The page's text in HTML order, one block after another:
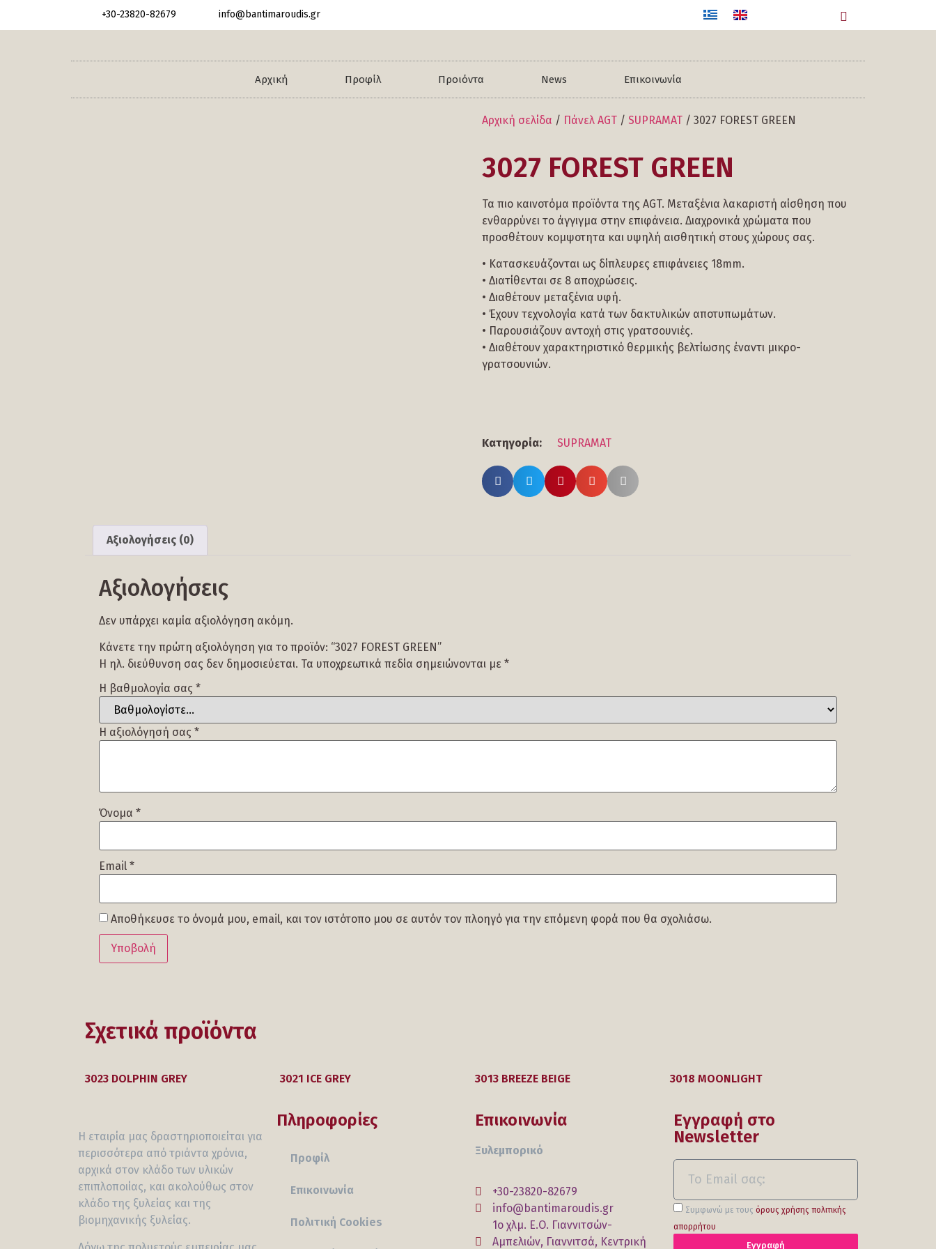
+30-23820-82679 info@bantimaroudis.gr
Αρχική Προφίλ Προιόντα News Επικοινωνία
Αρχική σελίδα / Πάνελ AGT / SUPRAMAT / 3027 FOREST GREEN
3027 FOREST GREEN
Τα πιο καινοτόμα προϊόντα της AGT. Μεταξένια λακαριστή αίσθηση που
ενθαρρύνει το άγγιγμα στην επιφάνεια. Διαχρονικά χρώματα που
προσθέτουν κομψοτητα και υψηλή αισθητική στους χώρους σας.
• Κατασκευάζονται ως δίπλευρες επιφάνειες 18mm.
• Διατίθενται σε 8 αποχρώσεις.
• Διαθέτουν μεταξένια υφή.
• Έχουν τεχνολογία κατά των δακτυλικών αποτυπωμάτων.
• Παρουσιάζουν αντοχή στις γρατσουνιές.
• Διαθέτουν χαρακτηριστικό θερμικής βελτίωσης έναντι μικρο-
γρατσουνιών.
Κατηγορία: SUPRAMAT
Αξιολογήσεις (0)
Αξιολογήσεις
Δεν υπάρχει καμία αξιολόγηση ακόμη.
Κάνετε την πρώτη αξιολόγηση για το προϊόν: “3027 FOREST GREEN”
Η ηλ. διεύθυνση σας δεν δημοσιεύεται. Τα υποχρεωτικά πεδία σημειώνονται με *
Η βαθμολογία σας *
Η αξιολόγησή σας *
Όνομα *
Email *
Αποθήκευσε το όνομά μου, email, και τον ιστότοπο μου σε αυτόν τον πλοηγό για την επόμενη φορά που θα σχολιάσω.
Σχετικά προϊόντα
3023 DOLPHIN GREY 3021 ICE GREY 3013 BREEZE BEIGE 3018 MOONLIGHT
Η εταιρία μας δραστηριοποιείται για
περισσότερα από τριάντα χρόνια,
αρχικά στον κλάδο των υλικών
επιπλοποιίας, και ακολούθως στον
κλάδο της ξυλείας και της
βιομηχανικής ξυλείας.
Πληροφορίες
Προφίλ
Επικοινωνία
Πολιτική Cookies
Επικοινωνία
Ξυλεμπορικό
+30-23820-82679
info@bantimaroudis.gr
1ο χλμ. Ε.Ο. Γιαννιτσών-
Αμπελιών, Γιαννιτσά, Κεντρική
Εγγραφή στο
Νewsletter
Συμφωνώ με τους όρους χρήσης πολιτικής
απορρήτου
Εγγραφή